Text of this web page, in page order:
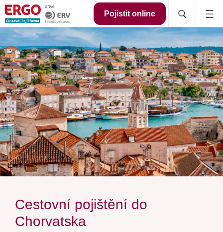
Pojistit online
Cestovní pojištění do
Chorvatska